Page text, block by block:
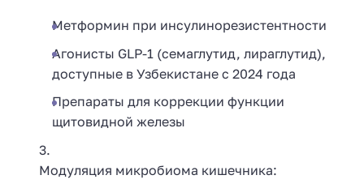
Метформин при инсулинорезистентности
Агонисты GLP-1 (семаглутид, лираглутид),
доступные в Узбекистане с 2024 года
Препараты для коррекции функции
щитовидной железы
Модуляция микробиома кишечника: